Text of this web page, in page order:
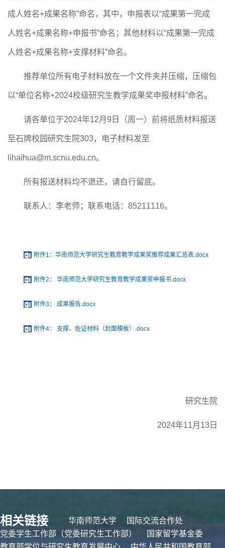
成人姓名+成果名称”命名，其中，申报表以“成果第一完成
人姓名+成果名称+申报书”命名；其他材料以“成果第一完成
人姓名+成果名称+支撑材料”命名。
推荐单位所有电子材料放在一个文件夹并压缩，压缩包
以“单位名称+2024校级研究生教学成果奖申报材料”命名。
请各单位于2024年12月 9 日 （周一） 前将纸质材料报送
至石牌校园研究生院303， 电子材料发至
lihaihua@m.scnu.edu.cn。
所有报送材料均不退还，请自行留底。
联系人： 李老师 ；联系电话： 85211116。
附件1：华南师范大学研究生教育教学成果奖推荐成果汇总表.docx
附件2： 华南师范大学研究生教育教学成果奖申报书.docx
附件3： 成果报告.docx
附件4： 支撑、佐证材料（封面模板）.docx
研究生院
2024年11月13日
相关链接 华南师范大学
国际交流合作处
党委学生工作部（党委研究生工作部）
国家留学基金委